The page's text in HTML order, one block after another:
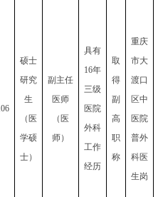
硕士
研究
生
（医
学硕
士）
副主任
医师
（医
师）
具有
16年
三级
医院
外科
工作
经历
取
得
副
高
职
称
重庆
市大
渡口
区中
医院
普外
科医
生岗